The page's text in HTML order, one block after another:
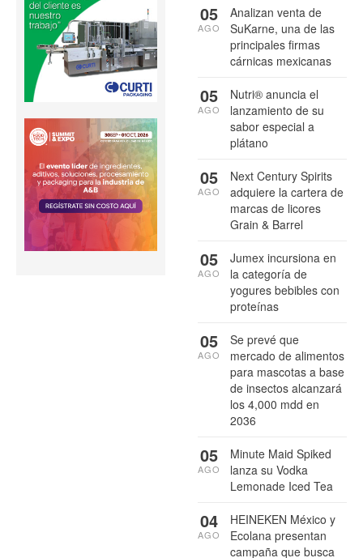
Analizan venta de
SuKarne, una de las
principales firmas
cárnicas mexicanas
05
AGO
Nutri® anuncia el
lanzamiento de su
sabor especial a
plátano
05
AGO
Next Century Spirits
adquiere la cartera de
marcas de licores
Grain & Barrel
05
AGO
Jumex incursiona en
la categoría de
yogures bebibles con
proteínas
05
AGO
Se prevé que
mercado de alimentos
para mascotas a base
de insectos alcanzará
los 4,000 mdd en
2036
05
AGO
Minute Maid Spiked
lanza su Vodka
Lemonade Iced Tea
05
AGO
HEINEKEN México y
Ecolana presentan
campaña que busca
04
AGO